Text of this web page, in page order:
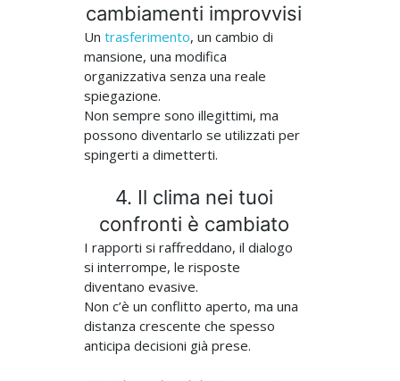
cambiamenti improvvisi
Un trasferimento, un cambio di
mansione, una modifica
organizzativa senza una reale
spiegazione.
Non sempre sono illegittimi, ma
possono diventarlo se utilizzati per
spingerti a dimetterti.
4. Il clima nei tuoi
confronti è cambiato
I rapporti si raffreddano, il dialogo
si interrompe, le risposte
diventano evasive.
Non c’è un conflitto aperto, ma una
distanza crescente che spesso
anticipa decisioni già prese.